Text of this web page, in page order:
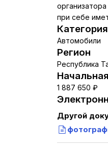
при себе
Категория
Автомобили
Регион
Республика
1 887 650 ₽
Другой